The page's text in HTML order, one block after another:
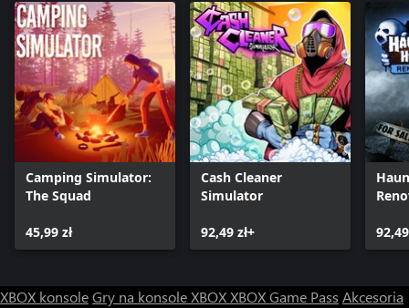
Camping Simulator:
The Squad
45,99 zł
Cash Cleaner
Simulator
92,49 zł+
XBOX konsoleGry na konsole XBOXXBOX Game Pass Akcesoria